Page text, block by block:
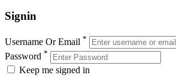
Signin
Username Or Email *
Password *
Keep me signed in